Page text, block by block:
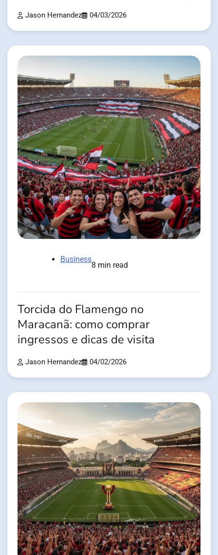
Jason Hernandez 04/03/2026
Business
8 min read
Torcida do Flamengo no
Maracanã: como comprar
ingressos e dicas de visita
Jason Hernandez 04/02/2026